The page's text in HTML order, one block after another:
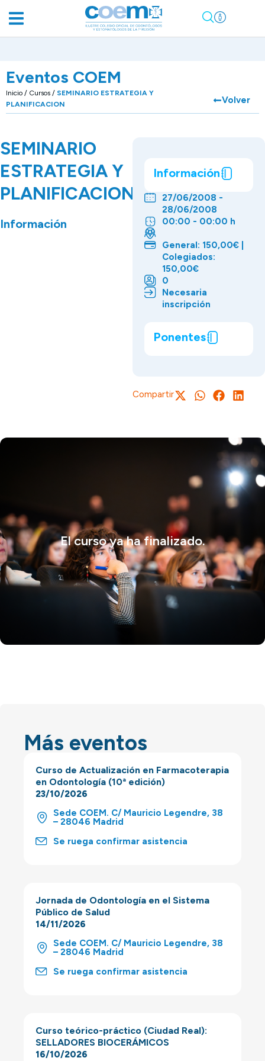
Eventos COEM
Inicio / Cursos / SEMINARIO ESTRATEGIA Y
PLANIFICACION
Volver
SEMINARIO
ESTRATEGIA Y
PLANIFICACION
Información
Información
27/06/2008 -
28/06/2008
00:00 - 00:00 h
General: 150,00€ |
Colegiados:
150,00€
0
Necesaria
inscripción
Ponentes
Compartir
El curso ya ha finalizado.
Más eventos
Curso de Actualización en Farmacoterapia
en Odontología (10ª edición)
23/10/2026
Sede COEM. C/ Mauricio Legendre, 38
– 28046 Madrid
Se ruega confirmar asistencia
Jornada de Odontología en el Sistema
Público de Salud
14/11/2026
Sede COEM. C/ Mauricio Legendre, 38
– 28046 Madrid
Se ruega confirmar asistencia
Curso teórico-práctico (Ciudad Real):
SELLADORES BIOCERÁMICOS
16/10/2026